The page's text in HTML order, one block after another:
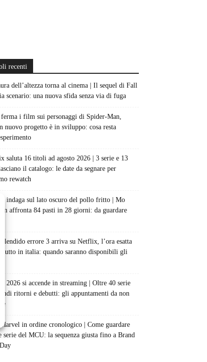
recenti
dell’altezza torna al cinema | Il sequel di Fall
scenario: una nuova sfida senza via di fuga
ferma i film sui personaggi di Spider-Man,
nuovo progetto è in sviluppo: cosa resta
saluta 16 titoli ad agosto 2026 | 3 serie e 13
il catalogo: le date da segnare per
rewatch
indaga sul lato oscuro del pollo fritto | Mo
affronta 84 pasti in 28 giorni: da guardare
errore 3 arriva su Netflix, l’ora esatta
in italia: quando saranno disponibili gli
2026 si accende in streaming | Oltre 40 serie
ritorni e debutti: gli appuntamenti da non
Marvel in ordine cronologico | Come guardare
serie del MCU: la sequenza giusta fino a Brand